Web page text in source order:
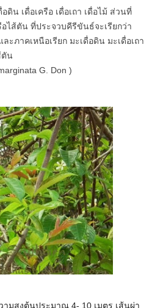
ดิน เดื่อเครือ เดื่อเถา เดื่อไม้ ส่วนที่
อไส้ตัน ที่ประจวบคีรีขันธ์จะเรียกว่า
ะภาคเหนือเรียก มะเดื่อดิน มะเดื่อเถา
ตัน
G. Don )
มสูงต้นประมาณ 4- 10 เมตร เส้นผ่า